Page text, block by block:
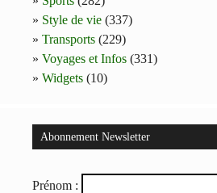
Style de vie (337)
Transports (229)
Voyages et Infos (331)
Widgets (10)
Abonnement Newsletter
Prénom :